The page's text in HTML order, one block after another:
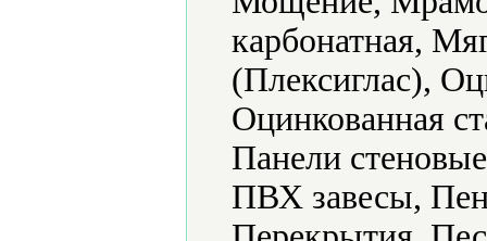
карбонатная,
(Плексиглас),
Оцинкованная
Панели
ПВХ завесы,